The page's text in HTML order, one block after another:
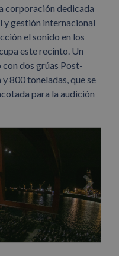
corporación dedicada
gestión internacional
el sonido en los
este recinto. Un
dos grúas Post-
800 toneladas, que se
para la audición